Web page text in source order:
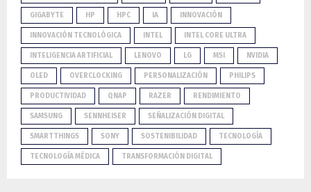
GIGABYTE HP HPC IA INNOVACIÓN
INNOVACIÓN TECNOLÓGICA INTEL INTEL CORE ULTRA
INTELIGENCIA ARTIFICIAL LENOVO LG MSI NVIDIA
OLED OVERCLOCKING PERSONALIZACIÓN PHILIPS
PRODUCTIVIDAD QNAP RAZER RENDIMIENTO
SAMSUNG SENNHEISER SEÑALIZACIÓN DIGITAL
SMARTTHINGS SONY SOSTENIBILIDAD TECNOLOGÍA
TECNOLOGÍA MÉDICA TRANSFORMACIÓN DIGITAL